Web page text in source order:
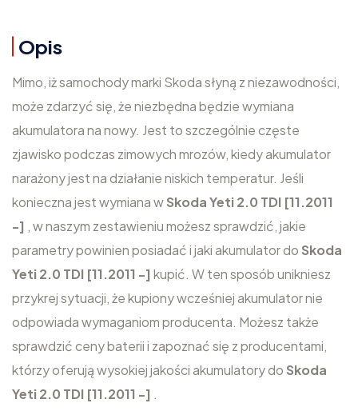
Opis
Mimo, iż samochody marki Skoda słyną z niezawodności,
może zdarzyć się, że niezbędna będzie wymiana
akumulatora na nowy. Jest to szczególnie częste
zjawisko podczas zimowych mrozów, kiedy akumulator
narażony jest na działanie niskich temperatur. Jeśli
konieczna jest wymiana wSkoda Yeti 2.0 TDI [11.2011
-] , w naszym zestawieniu możesz sprawdzić, jakie
parametry powinien posiadać i jaki akumulator do Skoda
Yeti 2.0 TDI [11.2011 -] kupić. W ten sposób unikniesz
przykrej sytuacji, że kupiony wcześniej akumulator nie
odpowiada wymaganiom producenta. Możesz także
sprawdzić ceny baterii i zapoznać się z producentami,
którzy oferują wysokiej jakości akumulatory do Skoda
Yeti 2.0 TDI [11.2011 -] .